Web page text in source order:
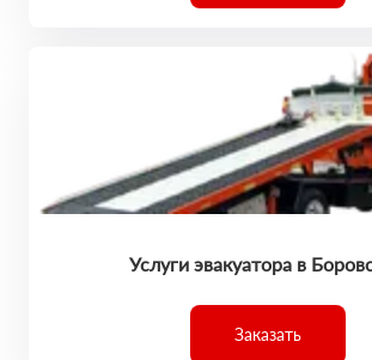
Услуги эвакуатора в
Заказать